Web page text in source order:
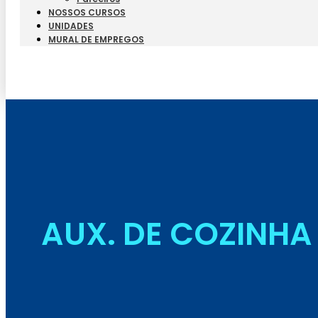
NOSSOS CURSOS
UNIDADES
MURAL DE EMPREGOS
AUX. DE COZINHA